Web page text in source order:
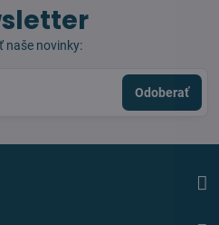
naše novinky:
Odoberať